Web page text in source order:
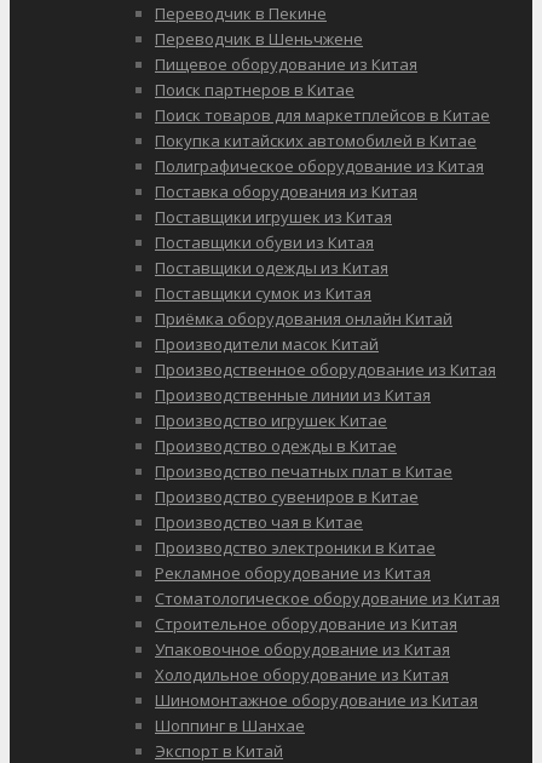
Переводчик в Пекине
Переводчик в Шеньчжене
Пищевое оборудование из Китая
Поиск партнеров в Китае
Поиск товаров для маркетплейсов в Китае
Покупка китайских автомобилей в Китае
Полиграфическое оборудование из Китая
Поставка оборудования из Китая
Поставщики игрушек из Китая
Поставщики обуви из Китая
Поставщики одежды из Китая
Поставщики сумок из Китая
Приёмка оборудования онлайн Китай
Производители масок Китай
Производственное оборудование из Китая
Производственные линии из Китая
Производство игрушек Китае
Производство одежды в Китае
Производство печатных плат в Китае
Производство сувениров в Китае
Производство чая в Китае
Производство электроники в Китае
Рекламное оборудование из Китая
Стоматологическое оборудование из Китая
Строительное оборудование из Китая
Упаковочное оборудование из Китая
Холодильное оборудование из Китая
Шиномонтажное оборудование из Китая
Шоппинг в Шанхае
Экспорт в Китай